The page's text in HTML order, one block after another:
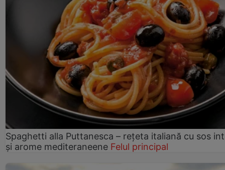
Spaghetti alla Puttanesca – rețeta italiană cu sos
și arome mediteraneene Felul principal